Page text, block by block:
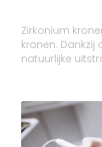
Zirkonium
kronen.
natuurlijke